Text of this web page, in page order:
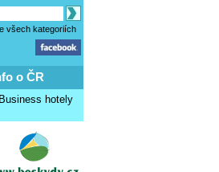
všech kategoriích
o ČR
Business hotely